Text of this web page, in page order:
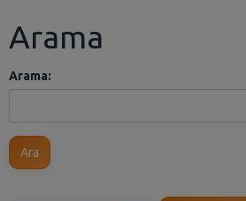
Arama
Arama:
Ara